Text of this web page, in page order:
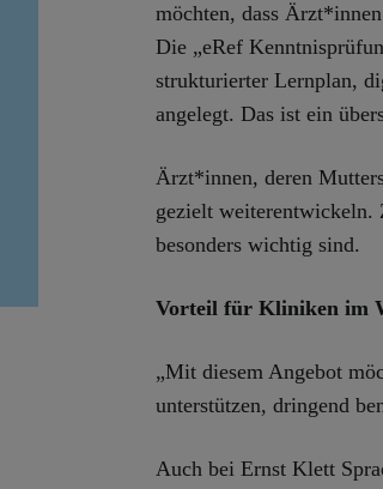
möchten, dass
Die „eRef
strukturierter Lernplan,
angelegt. Das ist ein
Ärzt*innen, deren
gezielt weiterentwickeln.
besonders wichtig sind.
Vorteil für Kliniken im
„Mit diesem Angebot
unterstützen, dringend
Auch bei Ernst Klett